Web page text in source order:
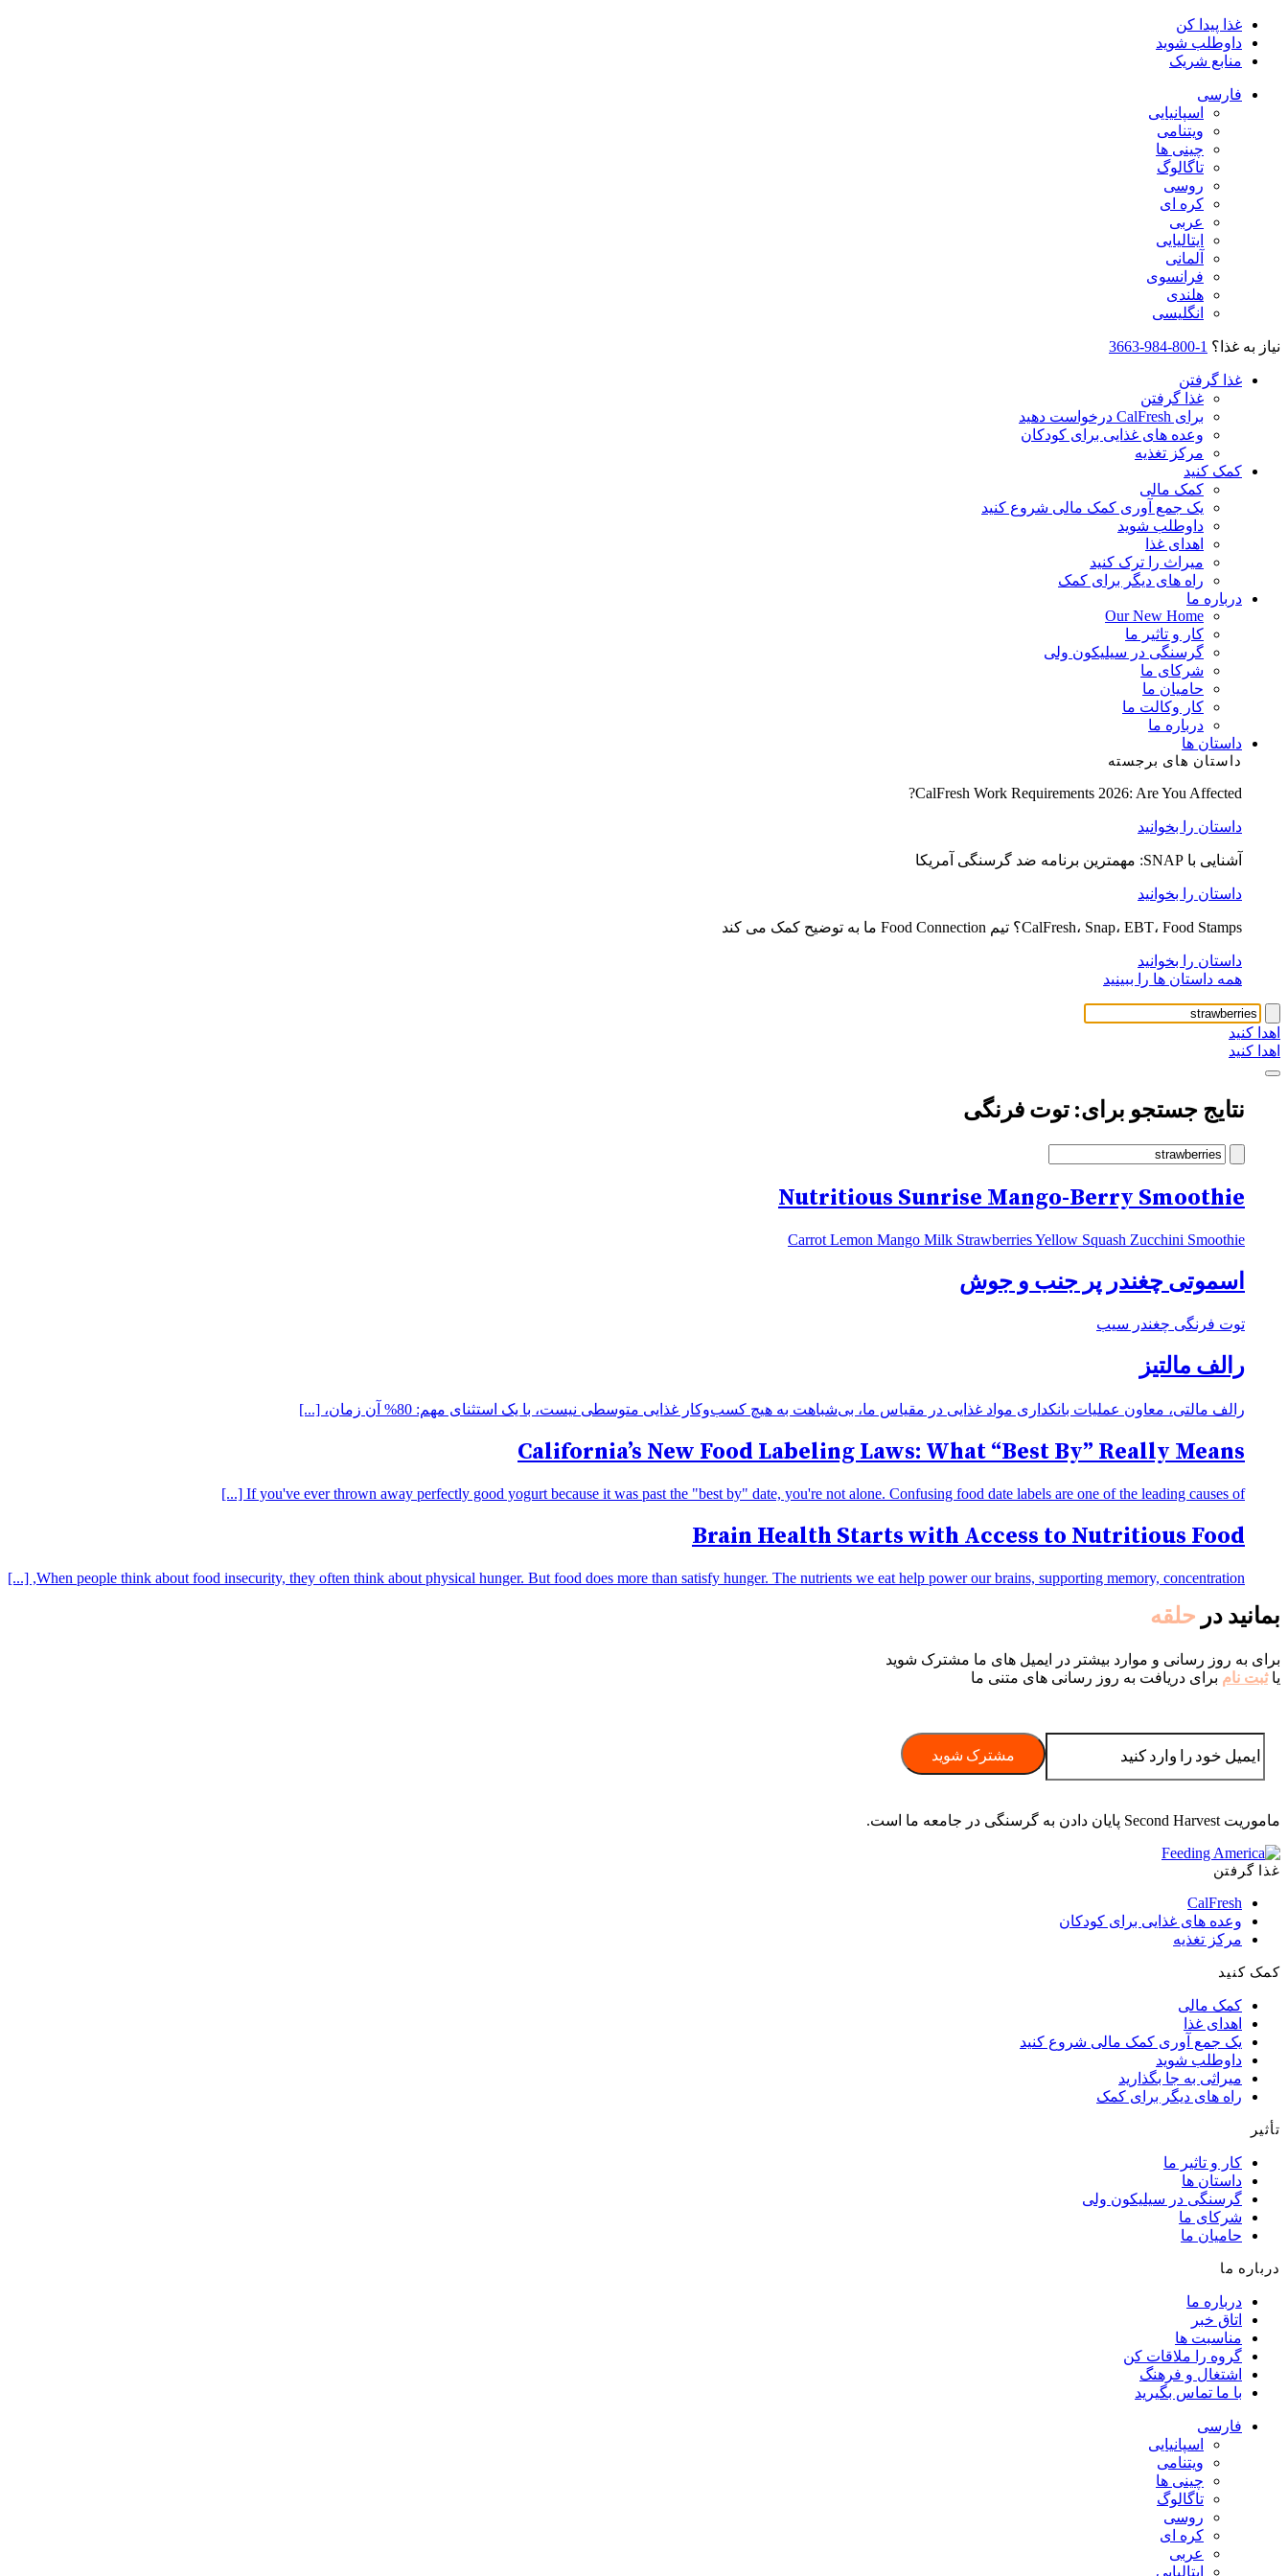
غذا پیدا کن
داوطلب شوید
منابع شریک
فارسی
اسپانیایی
ویتنامی
چینی ها
تاگالوگ
روسی
کره ای
عربی
ایتالیایی
آلمانی
فرانسوی
هلندی
انگلیسی
نیاز به غذا؟ 1-800-984-3663
غذا گرفتن
غذا گرفتن
برای CalFresh درخواست دهید
وعده های غذایی برای کودکان
مرکز تغذیه
کمک کنید
کمک مالی
یک جمع آوری کمک مالی شروع کنید
داوطلب شوید
اهدای غذا
میراث را ترک کنید
راه های دیگر برای کمک
درباره ما
Our New Home
کار و تاثیر ما
گرسنگی در سیلیکون ولی
شرکای ما
حامیان ما
کار وکالت ما
درباره ما
داستان ها
داستان های برجسته
CalFresh Work Requirements 2026: Are You Affected?
داستان را بخوانید
آشنایی با SNAP: مهمترین برنامه ضد گرسنگی آمریکا
داستان را بخوانید
CalFresh، Snap، EBT، Food Stamps؟ تیم Food Connection ما به توضیح کمک می کند
داستان را بخوانید
همه داستان ها را ببینید
اهدا کنید
اهدا کنید
نتایج جستجو برای: توت فرنگی
Nutritious Sunrise Mango-Berry Smoothie
Carrot Lemon Mango Milk Strawberries Yellow Squash Zucchini Smoothie
اسموتی چغندر پر جنب و جوش
توت فرنگی چغندر سیب
رالف مالتیز
رالف مالتی، معاون عملیات بانکداری مواد غذایی در مقیاس ما، بی‌شباهت به هیچ کسب‌وکار غذایی متوسطی نیست، با یک استثنای مهم: 80% آن زمان، [...]
California’s New Food Labeling Laws: What “Best By” Really Means
If you've ever thrown away perfectly good yogurt because it was past the "best by" date, you're not alone. Confusing food date labels are one of the leading causes of [...]
Brain Health Starts with Access to Nutritious Food
When people think about food insecurity, they often think about physical hunger. But food does more than satisfy hunger. The nutrients we eat help power our brains, supporting memory, concentration, [...]
بمانید در حلقه
برای به روز رسانی و موارد بیشتر در ایمیل های ما مشترک شوید
یاثبت نام برای دریافت به روز رسانی های متنی ما
ماموریت Second Harvest پایان دادن به گرسنگی در جامعه ما است.
غذا گرفتن
CalFresh
وعده های غذایی برای کودکان
مرکز تغذیه
کمک کنید
کمک مالی
اهدای غذا
یک جمع آوری کمک مالی شروع کنید
داوطلب شوید
میراثی به جا بگذارید
راه های دیگر برای کمک
تأثیر
کار و تاثیر ما
داستان ها
گرسنگی در سیلیکون ولی
شرکای ما
حامیان ما
درباره ما
درباره ما
اتاق خبر
مناسبت ها
گروه را ملاقات کن
اشتغال و فرهنگ
با ما تماس بگیرید
فارسی
اسپانیایی
ویتنامی
چینی ها
تاگالوگ
روسی
کره ای
عربی
ایتالیایی